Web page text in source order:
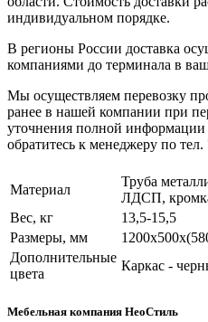
индивидуальном порядке.
В регионы России доставка
компаниями до терминала в
Мы осуществляем перевозку
ранее в нашей компании при
уточнения полной информации
обратитесь к менеджеру по тел.
Материал
Труба
ЛДСП,
Вес, кг
13,5-15,5
Размеры, мм
Дополнительные
цвета
Каркас -
Мебельная компания НеоСтиль